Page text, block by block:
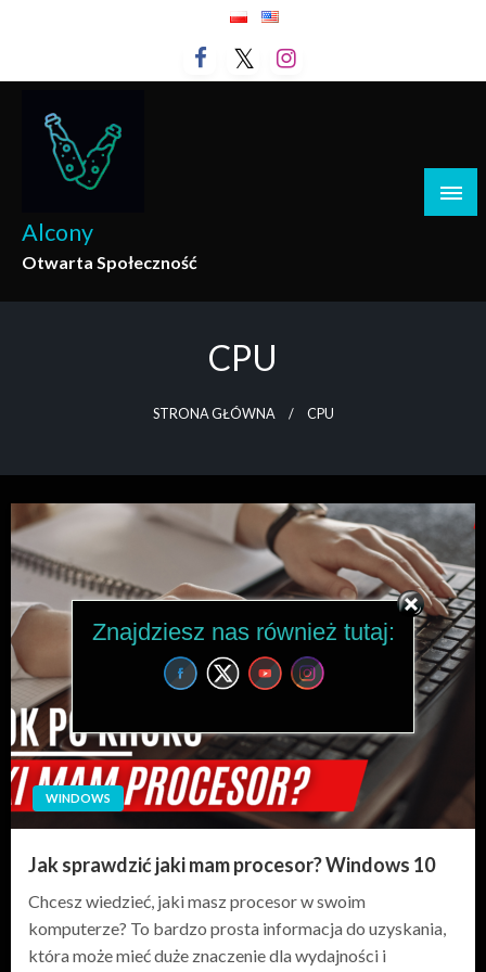
Alcony
Otwarta Społeczność
CPU
STRONA GŁÓWNA CPU
WINDOWS
Jak sprawdzić jaki mam procesor? Windows 10
Chcesz wiedzieć, jaki masz procesor w swoim
komputerze? To bardzo prosta informacja do uzyskania,
która może mieć duże znaczenie dla wydajności i
Znajdziesz nas również tutaj: